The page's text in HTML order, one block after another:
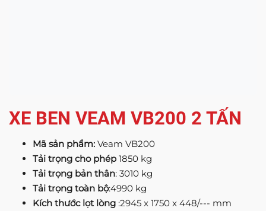
XE BEN VEAM VB200 2 TẤN
Mã sản phẩm: Veam VB200
Tải trọng cho phép 1850 kg
Tải trọng bản thân: 3010 kg
Tải trọng toàn bộ:4990 kg
Kích thước lọt lòng :2945 x 1750 x 448/--- mm